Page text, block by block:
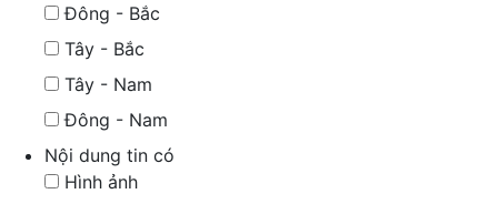
Đông - Bắc
Tây - Bắc
Tây - Nam
Đông - Nam
Nội dung tin có
Hình ảnh